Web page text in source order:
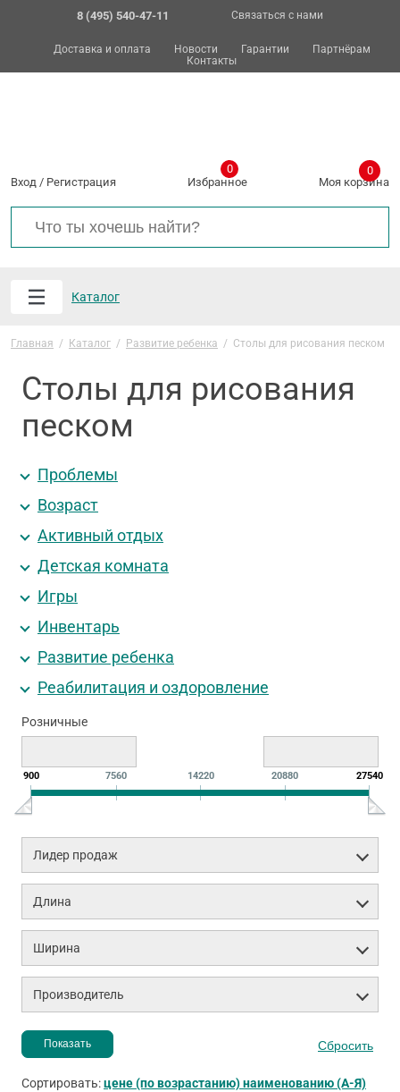
8 (495) 540-47-11 Связаться с нами
Доставка и оплата Новости Гарантии
Партнёрам
Контакты
Вход / Регистрация Избранное
0
Моя корзина
0
Каталог
Главная / Каталог / Развитие ребенка / Столы для рисования песком
Столы для рисования
песком
Проблемы
Возраст
Активный отдых
Детская комната
Игры
Инвентарь
Развитие ребенка
Реабилитация и оздоровление
Розничные
900 7560 14220 20880 27540
Лидер продаж
Длина
Ширина
Производитель
Сортировать:цене (по возрастанию)наименованию (А-Я)